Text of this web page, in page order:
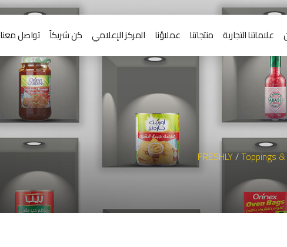
علاماتنا التجارية منتجاتنا عملاؤنا المركز الإعلامي كن شريكاً تواصل معنا
FRESHLY/Toppings